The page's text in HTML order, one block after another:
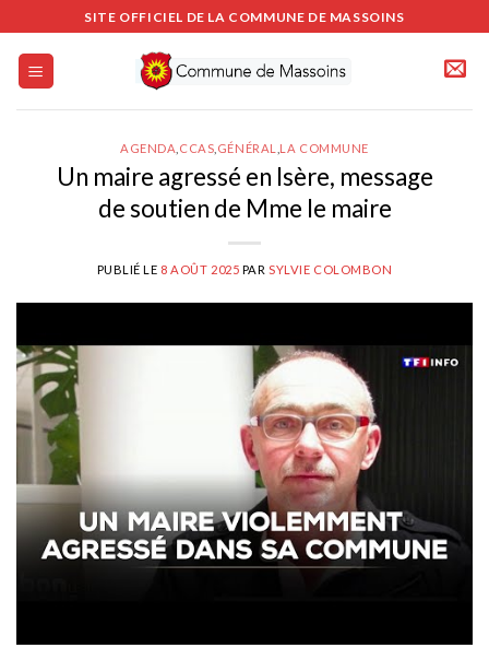
au
contenu
SITE OFFICIEL DE LA COMMUNE DE MASSOINS
AGENDA CCAS GÉNÉRAL LA COMMUNE
Un maire agressé en Isère, message
de soutien de Mme le maire
PUBLIÉ LE 8 AOÛT 2025 PAR SYLVIE COLOMBON